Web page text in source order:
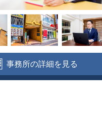
事務所の詳細を見る